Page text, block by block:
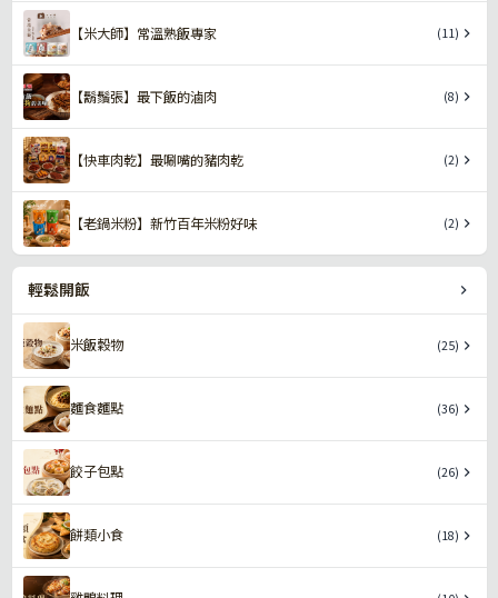
【米大師】常溫熟飯專家 (11)
【鬍鬚張】最下飯的滷肉 (8)
【快車肉乾】最唰嘴的豬肉乾 (2)
【老鍋米粉】新竹百年米粉好味 (2)
輕鬆開飯
米飯穀物 (25)
麵食麵點 (36)
餃子包點 (26)
餅類小食 (18)